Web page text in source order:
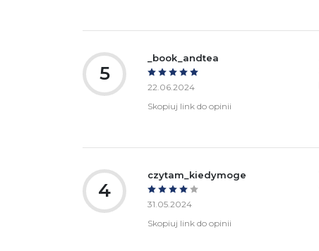
5
_book_andtea
22.06.2024
Skopiuj link do opinii
4
czytam_kiedymoge
31.05.2024
Skopiuj link do opinii